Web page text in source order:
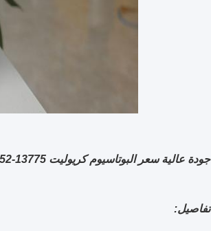
جودة عالية سعر البوتاسيوم كريوليت 13775-52-5
تفاصيل: